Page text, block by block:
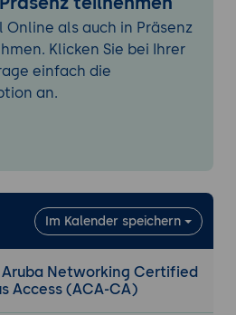
und zuweisen
Schleifenvermeidung
einrichten
dynamischen Routings
VLANs
und dokumentieren
Online als auch in Präsenz
Klicken Sie bei Ihrer
einfach die
an.
Im Kalender speichern
Aruba Networking Certified
Access (ACA-CA)